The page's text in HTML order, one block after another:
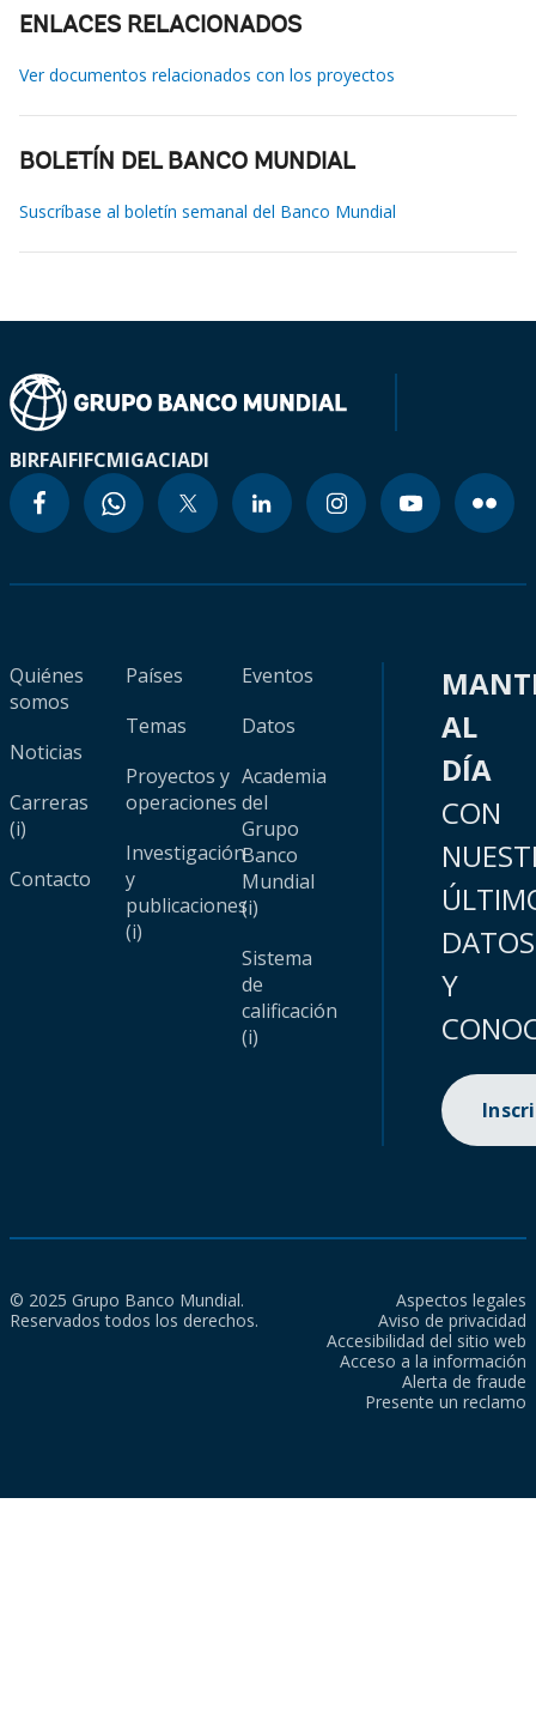
ENLACES RELACIONADOS
Ver documentos relacionados con los proyectos
BOLETÍN DEL BANCO MUNDIAL
Suscríbase al boletín semanal del Banco Mundial
BIRFAIFIFCMIGACIADI
Quiénes
somos
Noticias
Carreras
(i)
Contacto
Países
Temas
Proyectos y
operaciones
Investigación
y
publicaciones
(i)
Eventos
Datos
Academia
del
Grupo
Banco
Mundial
(i)
Sistema
de
calificación
(i)
AL
DÍA
CON
DATOS
Y
© 2025 Grupo Banco Mundial.
Reservados todos los derechos.
Aspectos legales
Aviso de privacidad
Accesibilidad del sitio web
Acceso a la información
Alerta de fraude
Presente un reclamo